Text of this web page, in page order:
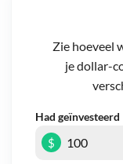
Zie hoeveel
je dollar-
Had geïnvesteerd
$